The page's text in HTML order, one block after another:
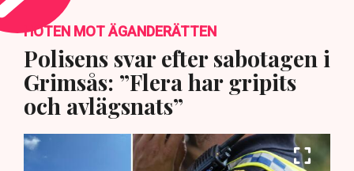
HOTEN MOT ÄGANDERÄTTEN
Polisens svar efter sabotagen i
Grimsås: ”Flera har gripits
och avlägsnats”